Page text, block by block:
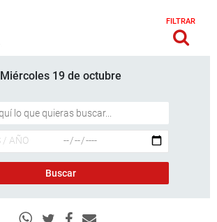
FILTRAR
Miércoles 19 de octubre